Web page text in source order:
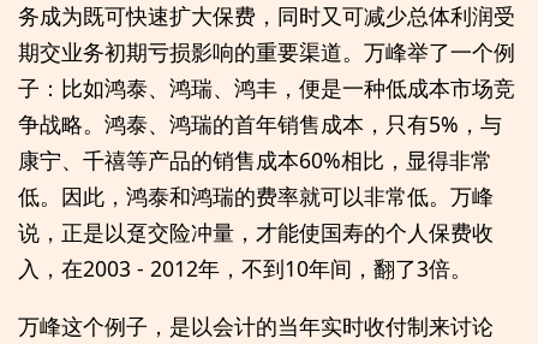
务成为既可快速扩大保费，同时又可减少总体利润受
期交业务初期亏损影响的重要渠道。万峰举了一个例
子：比如鸿泰、鸿瑞、鸿丰，便是一种低成本市场竞
争战略。鸿泰、鸿瑞的首年销售成本，只有5%，与
康宁、千禧等产品的销售成本60%相比，显得非常
低。因此，鸿泰和鸿瑞的费率就可以非常低。万峰
说，正是以趸交险冲量，才能使国寿的个人保费收
入，在2003 - 2012年，不到10年间，翻了3倍。
万峰这个例子，是以会计的当年实时收付制来讨论